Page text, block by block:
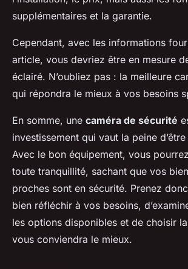
supplémentaires et la garantie.
Cependant, avec les informations
article, vous devriez être en mesure
éclairé. N’oubliez pas : la meilleure
qui répondra le mieux à vos besoins
En somme, une caméra de sécurité
investissement qui vaut la peine
Avec le bon équipement, vous
toute tranquillité, sachant que vos
proches sont en sécurité. Prenez
bien réfléchir à vos besoins,
les options disponibles et de choisir
vous conviendra le mieux.